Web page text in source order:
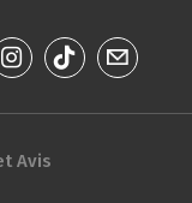
Avis